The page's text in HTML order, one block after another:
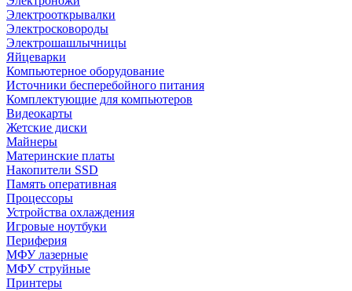
Электрооткрывалки
Электросковороды
Электрошашлычницы
Яйцеварки
Компьютерное оборудование
Источники бесперебойного питания
Комплектующие для компьютеров
Видеокарты
Жетские диски
Майнеры
Материнские платы
Накопители SSD
Память оперативная
Процессоры
Устройства охлаждения
Игровые ноутбуки
Периферия
МФУ лазерные
МФУ струйные
Принтеры